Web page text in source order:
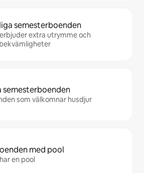
semesterboenden
extra utrymme och
semesterboenden
som välkomnar husdjur
med pool
en pool